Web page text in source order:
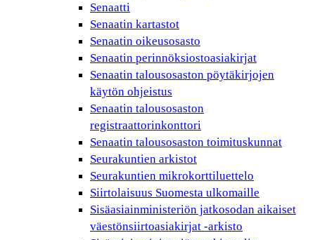
Senaatti
Senaatin kartastot
Senaatin oikeusosasto
Senaatin perinnöksiostoasiakirjat
Senaatin talousosaston pöytäkirjojen
käytön ohjeistus
Senaatin talousosaston
registraattorinkonttori
Senaatin talousosaston toimituskunnat
Seurakuntien arkistot
Seurakuntien mikrokorttiluettelo
Siirtolaisuus Suomesta ulkomaille
Sisäasiainministeriön jatkosodan aikaiset
väestönsiirtoasiakirjat -arkisto